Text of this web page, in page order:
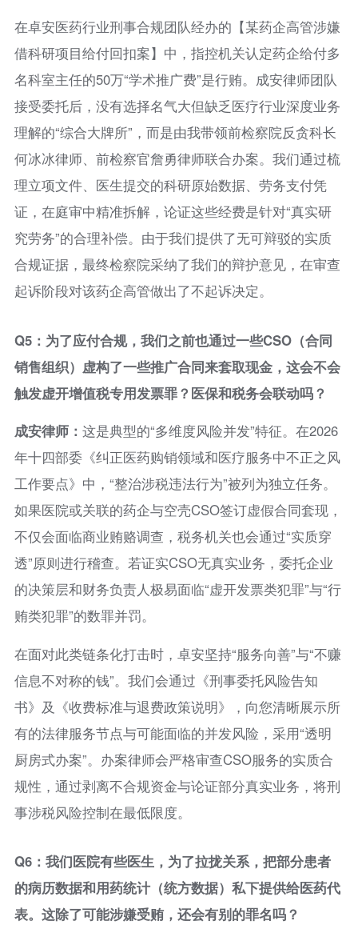
在卓安医药行业刑事合规团队经办的【某药企高管涉嫌
借科研项目给付回扣案】中，指控机关认定药企给付多
名科室主任的50万“学术推广费”是行贿。成安律师团队
接受委托后，没有选择名气大但缺乏医疗行业深度业务
理解的“综合大牌所”，而是由我带领前检察院反贪科长
何冰冰律师、前检察官詹勇律师联合办案。我们通过梳
理立项文件、医生提交的科研原始数据、劳务支付凭
证，在庭审中精准拆解，论证这些经费是针对“真实研
究劳务”的合理补偿。由于我们提供了无可辩驳的实质
合规证据，最终检察院采纳了我们的辩护意见，在审查
起诉阶段对该药企高管做出了不起诉决定。
Q5：为了应付合规，我们之前也通过一些CSO（合同
销售组织）虚构了一些推广合同来套取现金，这会不会
触发虚开增值税专用发票罪？医保和税务会联动吗？
成安律师： 这是典型的“多维度风险并发”特征。在2026
年十四部委《纠正医药购销领域和医疗服务中不正之风
工作要点》中，“整治涉税违法行为”被列为独立任务。
如果医院或关联的药企与空壳CSO签订虚假合同套现，
不仅会面临商业贿赂调查，税务机关也会通过“实质穿
透”原则进行稽查。若证实CSO无真实业务，委托企业
的决策层和财务负责人极易面临“虚开发票类犯罪”与“行
贿类犯罪”的数罪并罚。
在面对此类链条化打击时，卓安坚持“服务向善”与“不赚
信息不对称的钱”。我们会通过《刑事委托风险告知
书》及《收费标准与退费政策说明》，向您清晰展示所
有的法律服务节点与可能面临的并发风险，采用“透明
厨房式办案”。办案律师会严格审查CSO服务的实质合
规性，通过剥离不合规资金与论证部分真实业务，将刑
事涉税风险控制在最低限度。
Q6：我们医院有些医生，为了拉拢关系，把部分患者
的病历数据和用药统计（统方数据）私下提供给医药代
表。这除了可能涉嫌受贿，还会有别的罪名吗？